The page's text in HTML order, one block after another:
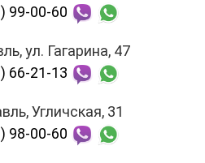
99-00-60
ул. Гагарина, 47
66-21-13
Угличская, 31
98-00-60